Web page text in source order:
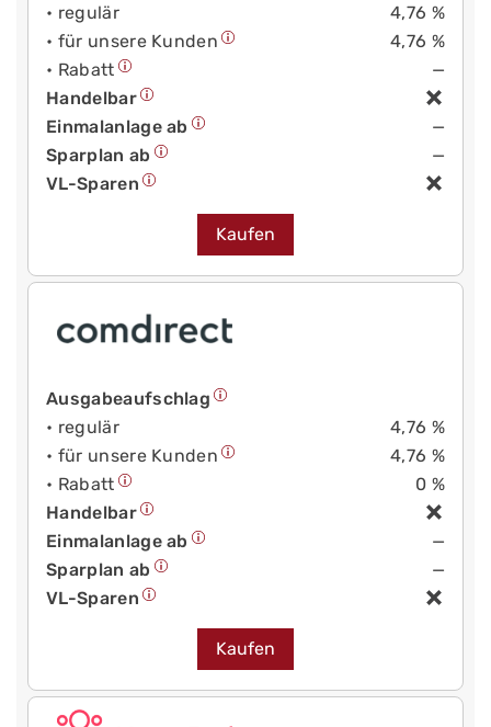
• regulär
4,76 %
• für unsere Kunden
4,76 %
• Rabatt
—
Handelbar
Einmalanlage ab
—
Sparplan ab
—
VL-Sparen
Kaufen
Ausgabeaufschlag
• regulär
4,76 %
• für unsere Kunden
4,76 %
• Rabatt
0 %
Handelbar
Einmalanlage ab
—
Sparplan ab
—
VL-Sparen
Kaufen